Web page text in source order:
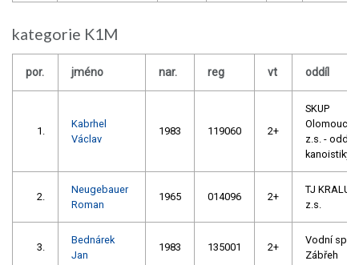
kategorie K1M
por. jméno nar. reg vt oddíl
1.
Kabrhel
Václav
1983 119060 2+
SKUP
Olomouc,
z.s. - oddíl
kanoistiky
2.
Neugebauer
Roman
1965 014096 2+
TJ
z.s.
3.
Bednárek
Jan
1983 135001 2+
Vodní
Zábřeh